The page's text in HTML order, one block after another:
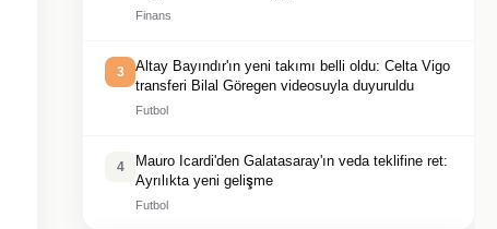
Finans
3
Altay Bayındır'ın yeni takımı belli oldu: Celta Vigo
transferi Bilal Göregen videosuyla duyuruldu
Futbol
4
Mauro Icardi'den Galatasaray'ın veda teklifine ret:
Ayrılıkta yeni gelişme
Futbol